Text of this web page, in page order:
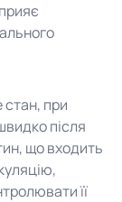
стан, при
після
що входить
її